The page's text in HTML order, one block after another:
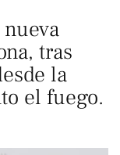
tras
la
el fuego.